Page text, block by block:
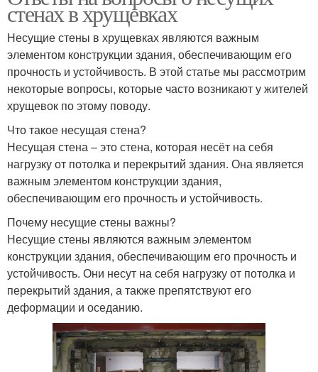
стенах в хрущевках
Несущие стены в хрущевках являются важным
элементом конструкции здания, обеспечивающим его
прочность и устойчивость. В этой статье мы рассмотрим
некоторые вопросы, которые часто возникают у жителей
хрущевок по этому поводу.
Что такое несущая стена?
Несущая стена – это стена, которая несёт на себя
нагрузку от потолка и перекрытий здания. Она является
важным элементом конструкции здания,
обеспечивающим его прочность и устойчивость.
Почему несущие стены важны?
Несущие стены являются важным элементом
конструкции здания, обеспечивающим его прочность и
устойчивость. Они несут на себя нагрузку от потолка и
перекрытий здания, а также препятствуют его
деформации и оседанию.